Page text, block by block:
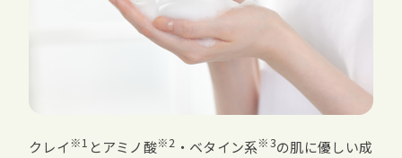
クレイ※1 とアミノ酸※2 ・ベタイン系※3の肌に優しい成